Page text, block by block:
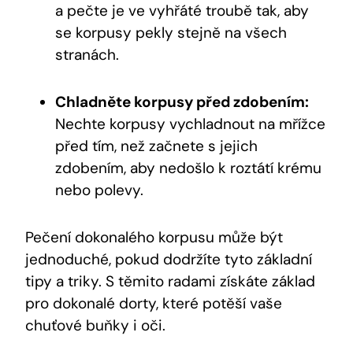
a pečte je​ ve vyhřáté troubě tak, aby
se korpusy pekly stejně na všech⁣
stranách.
Chladněte korpusy před ‌zdobením:
Nechte korpusy vychladnout na mřížce
před tím, než začnete‌ s jejich
zdobením, aby nedošlo k roztátí krému
nebo polevy.
Pečení ⁤dokonalého​ korpusu může být
jednoduché, pokud dodržíte tyto základní
tipy ​a triky. S těmito radami získáte základ
pro dokonalé dorty, které potěší vaše
chuťové ⁤buňky i oči.